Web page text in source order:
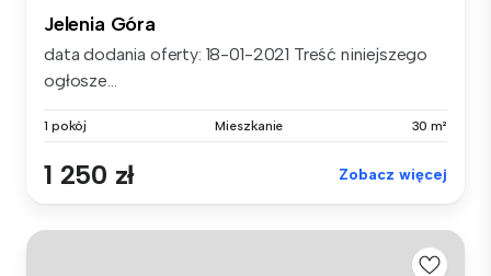
Jelenia Góra
data dodania oferty: 18-01-2021 Treść niniejszego
ogłosze...
1 pokój Mieszkanie 30 m²
1 250 zł Zobacz więcej